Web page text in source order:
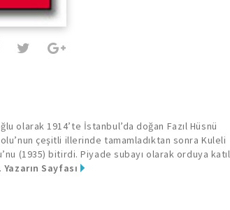
olarak 1914’te İstanbul’da doğan Fazıl Hüsnü
çeşitli illerinde tamamladıktan sonra Kuleli
(1935) bitirdi. Piyade subayı olarak orduya
Yazarın Sayfası